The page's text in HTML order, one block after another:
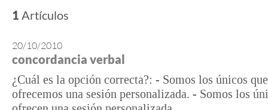
1 Artículos
20/10/2010
concordancia verbal
¿Cuál es la opción correcta?: - Somos los únicos
ofrecemos una sesión personalizada. - Somos los